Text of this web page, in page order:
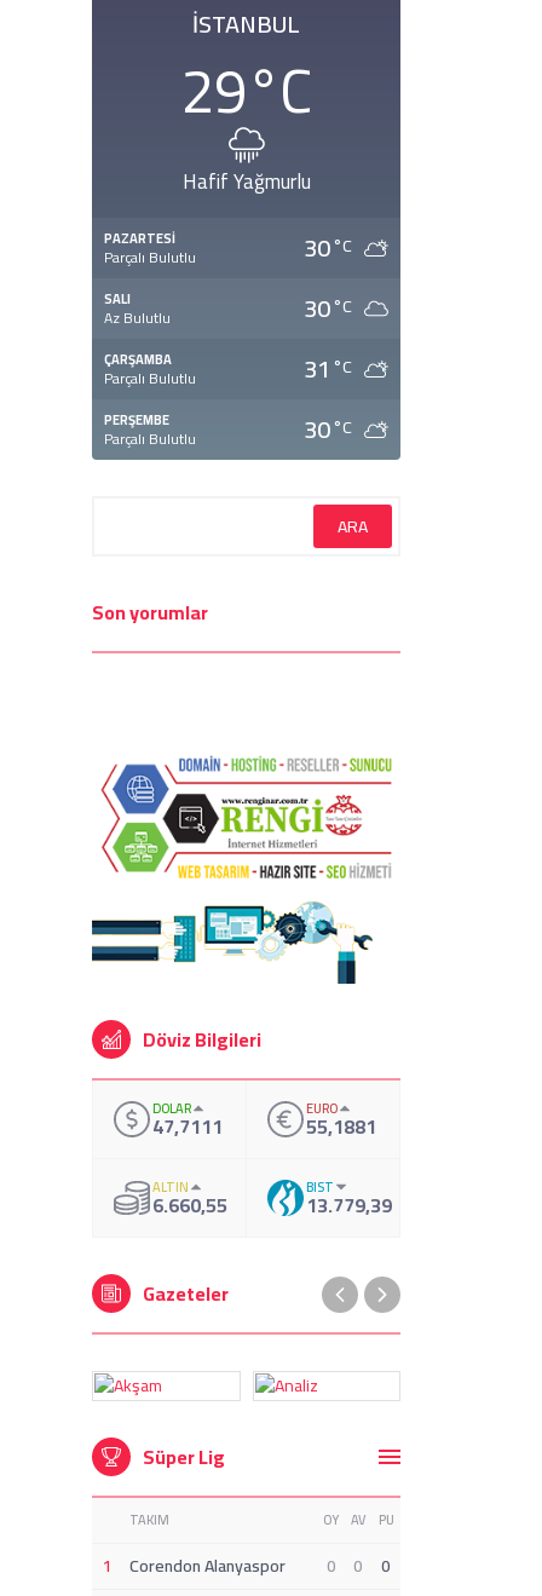
İSTANBUL
29°C
Hafif Yağmurlu
PAZARTESI
Parçalı Bulutlu 30°C
SALI
Az Bulutlu 30°C
ÇARŞAMBA
Parçalı Bulutlu 31 °C
PERŞEMBE
Parçalı Bulutlu 30°C
Son yorumlar
Döviz Bilgileri
DOLAR
47,7111 EURO
55,1881
ALTIN
6.660,55 BIST
13.779,39
Gazeteler
Süper Lig
TAKIM OY AV PU
1 Corendon Alanyaspor 0 0
0